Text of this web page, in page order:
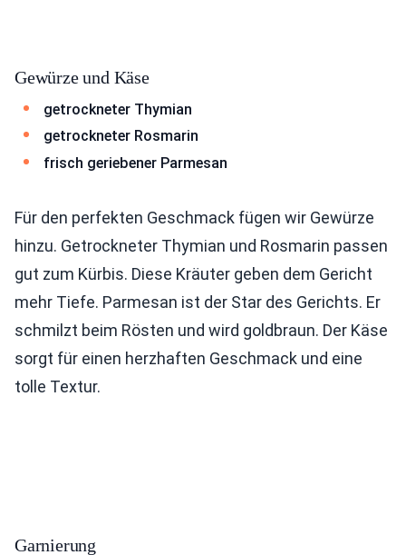
Gewürze und Käse
getrockneter Thymian
getrockneter Rosmarin
frisch geriebener Parmesan
Für den perfekten Geschmack fügen wir Gewürze
hinzu. Getrockneter Thymian und Rosmarin passen
gut zum Kürbis. Diese Kräuter geben dem Gericht
mehr Tiefe. Parmesan ist der Star des Gerichts. Er
schmilzt beim Rösten und wird goldbraun. Der Käse
sorgt für einen herzhaften Geschmack und eine
tolle Textur.
Garnierung